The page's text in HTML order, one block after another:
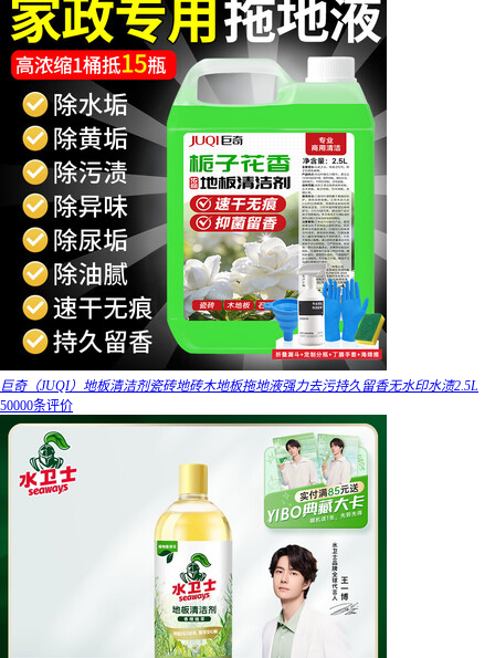
巨奇（JUQI）地板清洁剂瓷砖地砖木地板拖地液强力去污持久留香无水印水渍2.5L
50000条评价